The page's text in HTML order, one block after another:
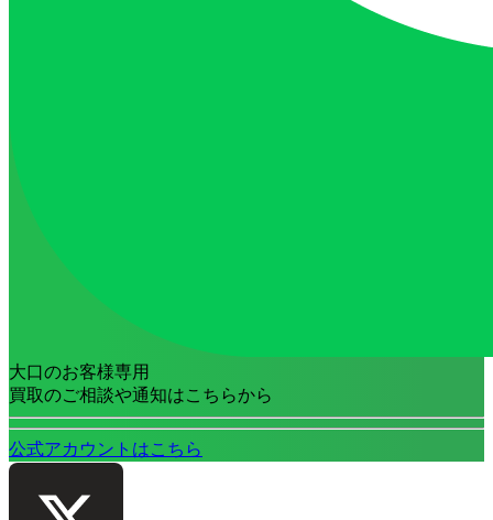
大口のお客様専用
買取のご相談や通知はこちらから
公式アカウントはこちら